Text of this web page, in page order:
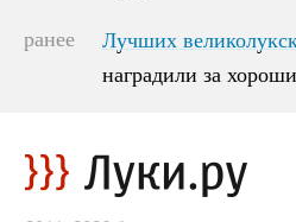
ранее
Лучших
наградили за
Лучших
наградили за